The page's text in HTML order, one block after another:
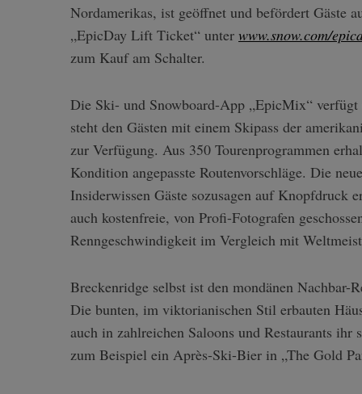
Nordamerikas, ist geöffnet und befördert Gäste
„EpicDay Lift Ticket“ unter www.snow.com/
zum Kauf am Schalter.
Die Ski- und Snowboard-App „EpicMix“
steht den Gästen mit einem Skipass der
zur Verfügung. Aus 350 Tourenprogrammen
Kondition angepasste Routenvorschläge. Die
Insiderwissen Gäste sozusagen auf Knopfdruck
auch kostenfreie, von Profi-Fotografen
Renngeschwindigkeit im Vergleich mit
Breckenridge selbst ist den mondänen Nachbar-
Die bunten, im viktorianischen Stil erbauten
auch in zahlreichen Saloons und Restaurants
zum Beispiel ein Après-Ski-Bier in „The Gold
e
a
r